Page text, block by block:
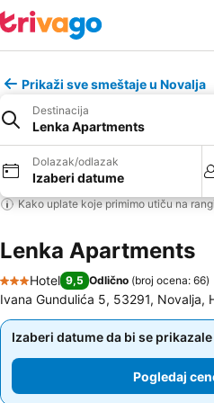
Prikaži sve smeštaje u Novalja
Destinacija
Lenka Apartments
Dolazak/odlazak
Izaberi datume
Kako uplate koje primimo utiču na
Lenka Apartments
3 Zvezdice
Hotel 9,5 Odlično (broj ocena: 66)
Ivana Gundulića 5, 53291, Novalja,
Izaberi datume da bi se
Pogledaj
Izaberi datume da bi se
Pogledaj